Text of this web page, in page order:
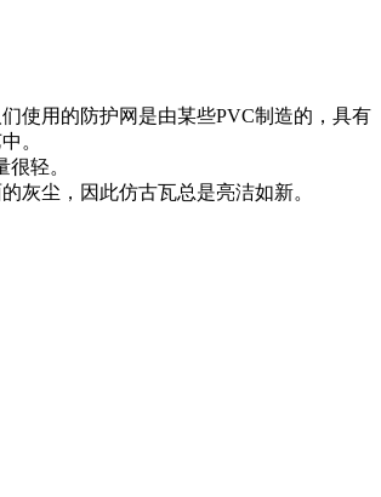
使用的防护网是由某些PVC制造的，具有
。
轻。
灰尘，因此仿古瓦总是亮洁如新。